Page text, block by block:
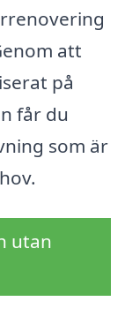
att
på
får du
som är
utan